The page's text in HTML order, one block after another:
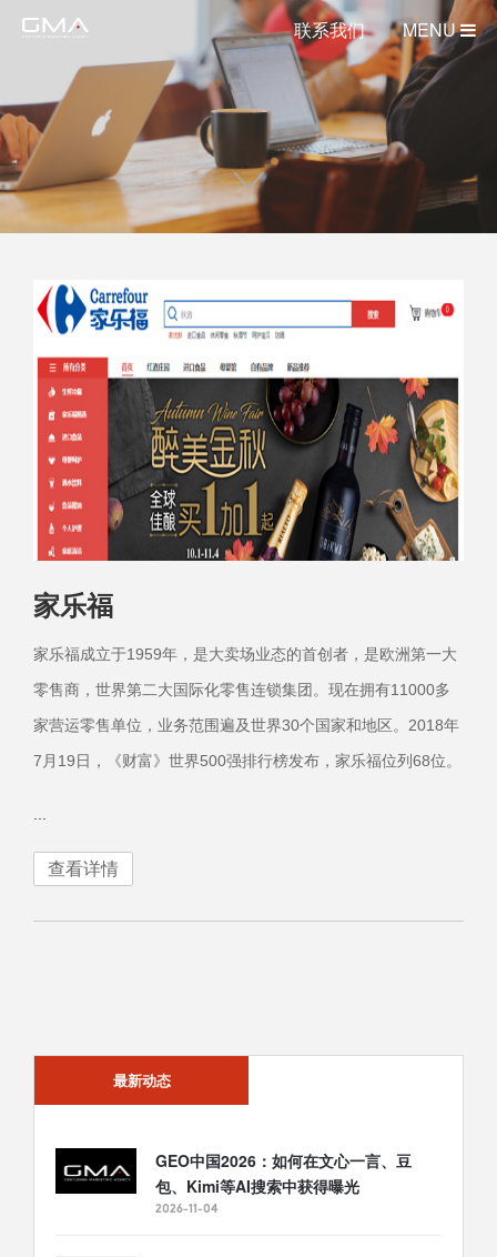
联系我们 MENU
家乐福
家乐福成立于1959年，是大卖场业态的首创者，是欧洲第一大
零售商，世界第二大国际化零售连锁集团。现在拥有11000多
家营运零售单位，业务范围遍及世界30个国家和地区。2018年
7月19日，《财富》世界500强排行榜发布，家乐福位列68位。
...
查看详情
最新动态
GEO中国2026：如何在文心一言、豆
包、Kimi等AI搜索中获得曝光
2026-11-04